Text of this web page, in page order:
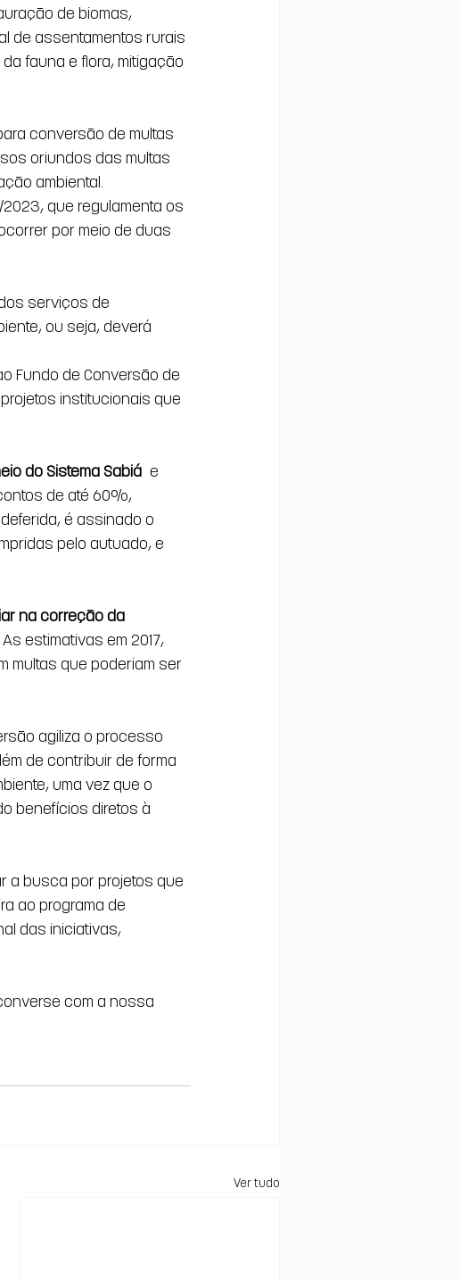
de biomas,
de assentamentos rurais
fauna e flora, mitigação
conversão de multas
oriundos das multas
ambiental.
que regulamenta os
por meio de duas
serviços de
ou seja, deverá
Fundo de Conversão de
institucionais que
do Sistema Sabiá e
de até 60%,
é assinado o
pelo autuado, e
na correção da
As estimativas em 2017,
multas que poderiam ser
agiliza o processo
de contribuir de forma
uma vez que o
benefícios diretos à
a busca por projetos que
ao programa de
das iniciativas,
com a nossa
Ver tudo